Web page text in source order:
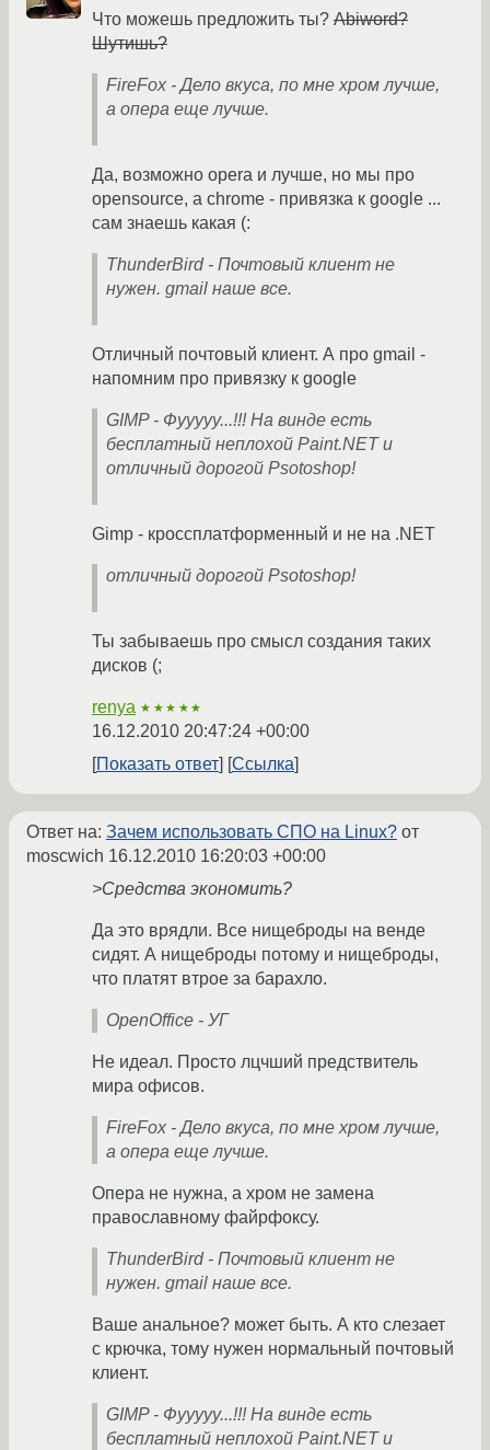
Что можешь предложить ты? Abiword?
Шутишь?
FireFox - Дело вкуса, по мне хром лучше,
а опера еще лучше.
Да, возможно opera и лучше, но мы про
opensource, а chrome - привязка к google ...
сам знаешь какая (:
ThunderBird - Почтовый клиент не
нужен. gmail наше все.
Отличный почтовый клиент. А про gmail -
напомним про привязку к google
GIMP - Фууууу...!!! На винде есть
бесплатный неплохой Paint.NET и
отличный дорогой Psotoshop!
Gimp - кроссплатформенный и не на .NET
отличный дорогой Psotoshop!
Ты забываешь про смысл создания таких
дисков (;
renya ★★★★★
16.12.2010 20:47:24 +00:00
Показать ответ
Ссылка
Ответ на: Зачем использовать СПО на Linux? от
moscwich 16.12.2010 16:20:03 +00:00
>Средства экономить?
Да это врядли. Все нищеброды на венде
сидят. А нищеброды потому и нищеброды,
что платят втрое за барахло.
OpenOffice - УГ
Не идеал. Просто лцчший предствитель
мира офисов.
FireFox - Дело вкуса, по мне хром лучше,
а опера еще лучше.
Опера не нужна, а хром не замена
православному файрфоксу.
ThunderBird - Почтовый клиент не
нужен. gmail наше все.
Ваше анальное? может быть. А кто слезает
с крючка, тому нужен нормальный почтовый
клиент.
GIMP - Фууууу...!!! На винде есть
бесплатный неплохой Paint.NET и